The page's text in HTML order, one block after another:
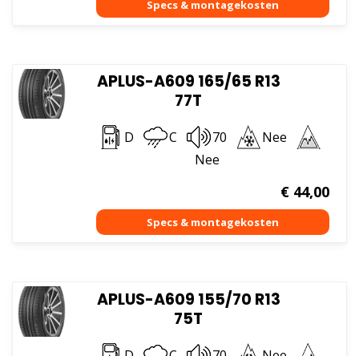
APLUS-A609 165/65 R13
77T
D C 70
Nee
Nee
€44,00
APLUS-A609 155/70 R13
75T